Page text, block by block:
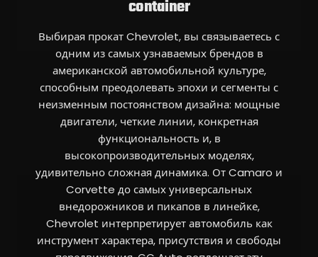
container
Выбирая прокат Chevrolet, вы связываетесь с
одним из самых узнаваемых брендов в
американской автомобильной культуре,
способным преодолевать эпохи и сегменты с
неизменным постоянством дизайна: мощные
двигатели, четкие линии, конкретная
функциональность и, в
высокопроизводительных моделях,
удивительно сложная динамика. От Camaro и
Corvette до самых универсальных
внедорожников и пикапов в линейке,
Chevrolet интерпретирует автомобиль как
инструмент характера, присутствия и свободы